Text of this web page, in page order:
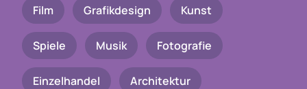
Film Grafikdesign Kunst
Spiele Musik Fotografie
Einzelhandel Architektur